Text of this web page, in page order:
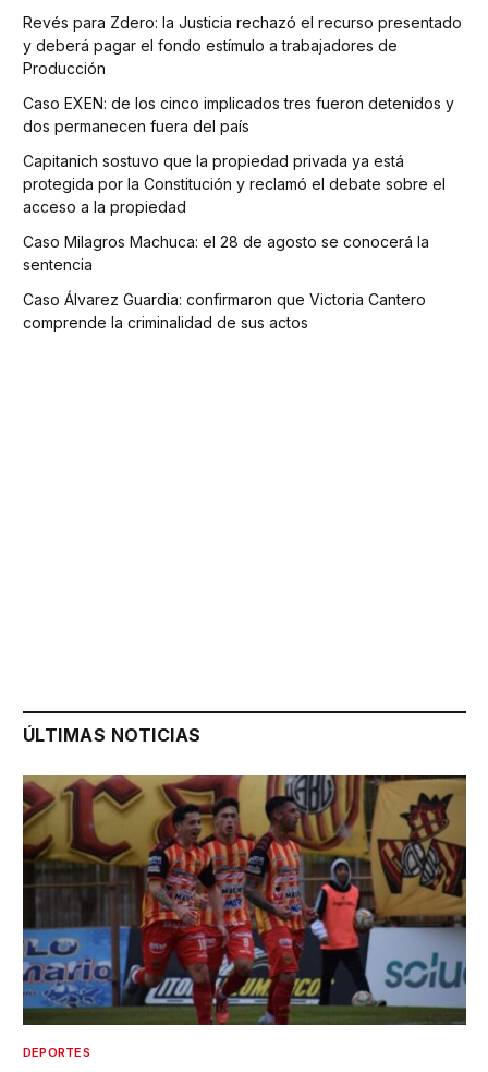
Revés para Zdero: la Justicia rechazó el recurso presentado
y deberá pagar el fondo estímulo a trabajadores de
Producción
Caso EXEN: de los cinco implicados tres fueron detenidos y
dos permanecen fuera del país
Capitanich sostuvo que la propiedad privada ya está
protegida por la Constitución y reclamó el debate sobre el
acceso a la propiedad
Caso Milagros Machuca: el 28 de agosto se conocerá la
sentencia
Caso Álvarez Guardia: confirmaron que Victoria Cantero
comprende la criminalidad de sus actos
ÚLTIMAS NOTICIAS
DEPORTES